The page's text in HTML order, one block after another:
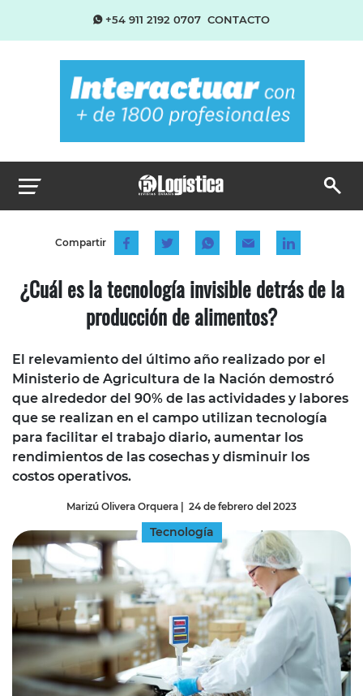
+54 911 2192 0707 CONTACTO
Compartir
¿Cuál es la tecnología invisible detrás de la
producción de alimentos?
El relevamiento del último año realizado por el
Ministerio de Agricultura de la Nación demostró
que alrededor del 90% de las actividades y labores
que se realizan en el campo utilizan tecnología
para facilitar el trabajo diario, aumentar los
rendimientos de las cosechas y disminuir los
costos operativos.
Marizú Olivera Orquera | 24 de febrero del 2023
Tecnología